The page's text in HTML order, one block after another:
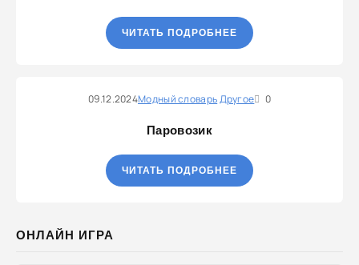
ЧИТАТЬ ПОДРОБНЕЕ
09.12.2024Модный словарьДругое 0
Паровозик
ЧИТАТЬ ПОДРОБНЕЕ
ОНЛАЙН ИГРА